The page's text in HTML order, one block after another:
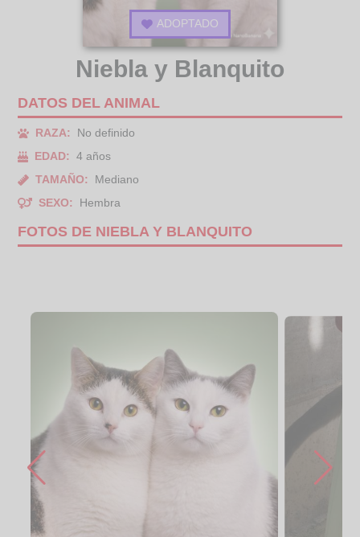
ADOPTADO
Niebla y Blanquito
DATOS DEL ANIMAL
RAZA:
No definido
EDAD:
4 años
TAMAÑO:
Mediano
SEXO:
Hembra
FOTOS DE NIEBLA Y BLANQUITO